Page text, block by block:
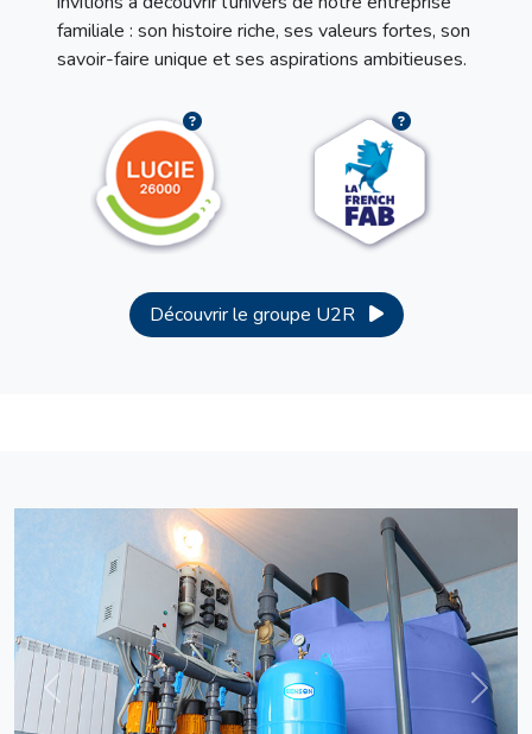
familiale : son histoire riche, ses valeurs fortes, son
savoir-faire unique et ses aspirations ambitieuses.
Découvrir le groupe U2R
Previous Next